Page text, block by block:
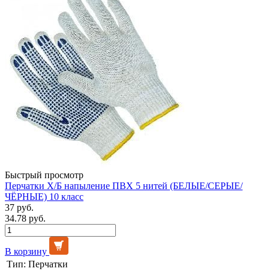
Быстрый просмотр
Перчатки Х/Б напыление ПВХ 5 нитей (БЕЛЫЕ/СЕРЫЕ/
ЧЁРНЫЕ) 10 класс
37 руб.
34.78 руб.
В корзину
Тип: Перчатки